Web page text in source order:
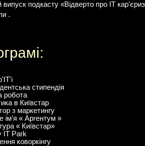
випуск подкасту «Відверто про IT
.
стипендія
робота
в Київстар
з маркетингу
ім'я « Аргентум »
« Київстар»
IT Park
коворкінгу